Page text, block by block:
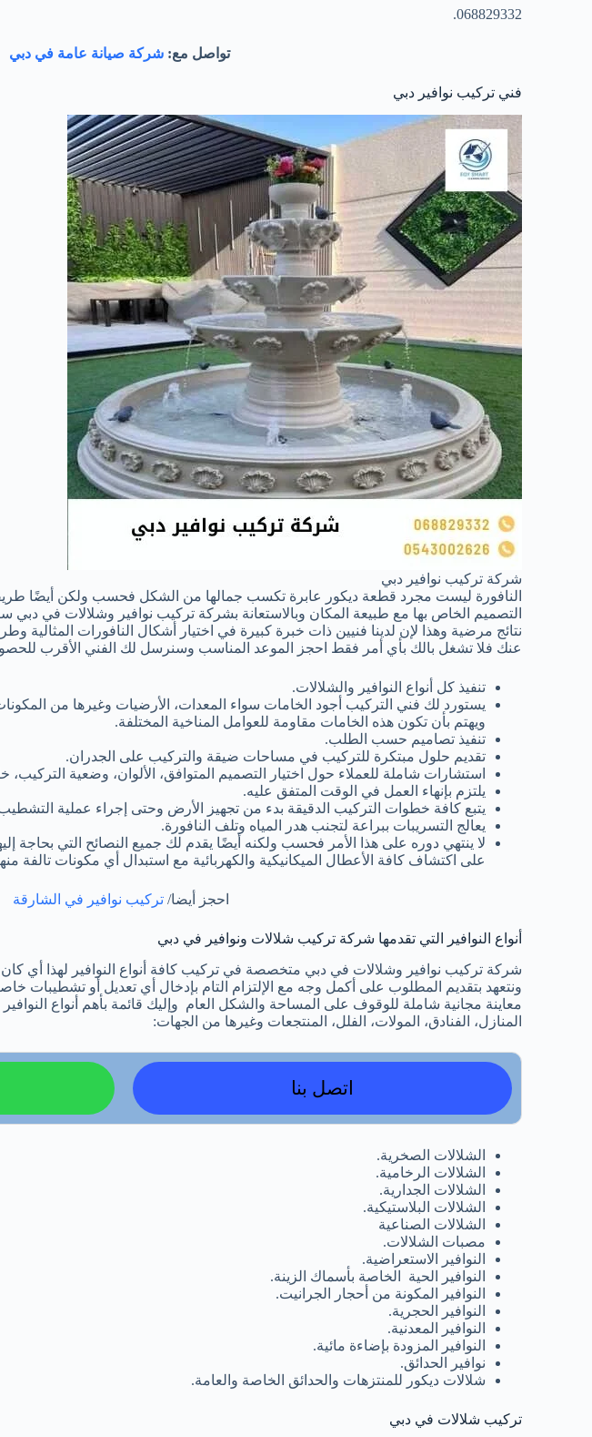
068829332.
تواصل مع:شركة صيانة عامة في دبي
فني تركيب نوافير دبي
شركة تركيب نوافير دبي
النافورة ليست مجرد قطعة ديكور عابرة تكسب جمالها من الشكل فحسب ولكن أيضًا طريقة
التصميم الخاص بها مع طبيعة المكان وبالاستعانة بشركة تركيب نوافير وشلالات في
نتائج مرضية وهذا لإن لدينا فنيين ذات خبرة كبيرة في اختيار أشكال النافورات المثالية
عنك فلا تشغل بالك بأي أمر فقط احجز الموعد المناسب وسنرسل لك الفني الأقرب للحصول
تنفيذ كل أنواع النوافير والشلالات.
يستورد لك فني التركيب أجود الخامات سواء المعدات، الأرضيات وغيرها من
ويهتم بأن تكون هذه الخامات مقاومة للعوامل المناخية المختلفة.
تنفيذ تصاميم حسب الطلب.
تقديم حلول مبتكرة للتركيب في مساحات ضيقة والتركيب على الجدران.
استشارات شاملة للعملاء حول اختيار التصميم المتوافق، الألوان، وضعية التركيب،
يلتزم بإنهاء العمل في الوقت المتفق عليه.
يتبع كافة خطوات التركيب الدقيقة بدء من تجهيز الأرض وحتى إجراء عملية التشطيب
يعالج التسريبات ببراعة لتجنب هدر المياه وتلف النافورة.
لا ينتهي دوره على هذا الأمر فحسب ولكنه أيضًا يقدم لك جميع النصائح التي بحاجة
على اكتشاف كافة الأعطال الميكانيكية والكهربائية مع استبدال أي مكونات تالفة
احجز أيضا/ تركيب نوافير في الشارقة
أنواع النوافير التي تقدمها شركة تركيب شلالات ونوافير في دبي
شركة تركيب نوافير وشلالات في دبي متخصصة في تركيب كافة أنواع النوافير لهذا أي
ونتعهد بتقديم المطلوب على أكمل وجه مع الإلتزام التام بإدخال أي تعديل أو تشطيبات
معاينة مجانية شاملة للوقوف على المساحة والشكل العام وإليك قائمة بأهم أنواع
المنازل، الفنادق، المولات، الفلل، المنتجعات وغيرها من الجهات:
اتصل بنا
الشلالات الصخرية.
الشلالات الرخامية.
الشلالات الجدارية.
الشلالات البلاستيكية.
الشلالات الصناعية
مصبات الشلالات.
النوافير الاستعراضية.
النوافير الحية الخاصة بأسماك الزينة.
النوافير المكونة من أحجار الجرانيت.
النوافير الحجرية.
النوافير المعدنية.
النوافير المزودة بإضاءة مائية.
نوافير الحدائق.
شلالات ديكور للمنتزهات والحدائق الخاصة والعامة.
تركيب شلالات في دبي